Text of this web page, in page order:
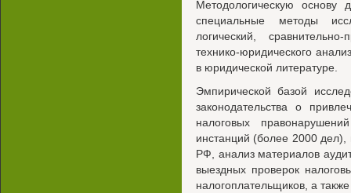
Методологическую основу
специальные методы
логический,
технико-юридического
в юридической литературе.
Эмпирической базой
законодательства о
налоговых
инстанций (более 2000 дел),
РФ, анализ материалов
выездных проверок
налогоплательщиков, а